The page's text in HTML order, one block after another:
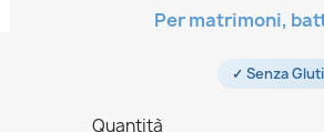
Per matrimoni,
✓ Senza
Quantità